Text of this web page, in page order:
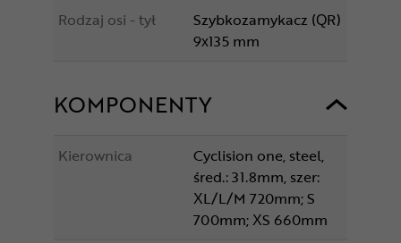
Rodzaj osi - tył
Szybkozamykacz (QR)
9x135 mm
KOMPONENTY
Kierownica
Cyclision one, steel,
śred.: 31.8mm, szer:
XL/L/M 720mm; S
700mm; XS 660mm